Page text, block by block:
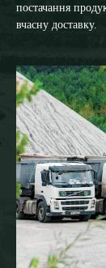
постачання
вчасну доставку.